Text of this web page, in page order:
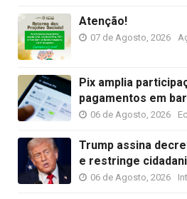
Atenção!
07 de Agosto, 2026
Pix amplia
pagamentos em
06 de Agosto, 2026
Trump assina
e restringe
06 de Agosto, 2026